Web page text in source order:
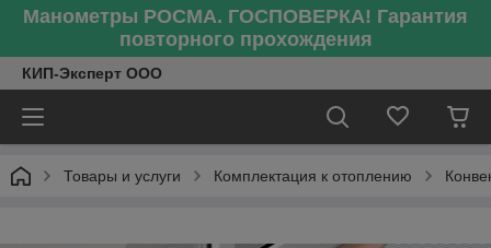
Манометры РОСМА. ГОСПОВЕРКА! Гарантия
повторного прохождения
КИП-Эксперт ООО
Товары и услуги Комплектация к отоплению